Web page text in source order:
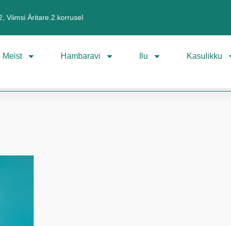
Viimsi Äritare.2.korrusel
Meist Hambaravi Ilu Kasulikku